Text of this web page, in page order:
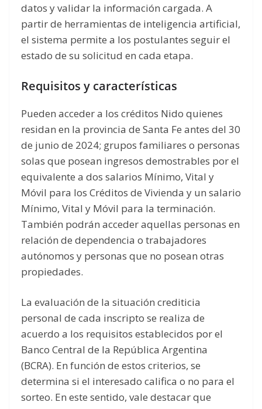
datos y validar la información cargada. A
partir de herramientas de inteligencia artificial,
el sistema permite a los postulantes seguir el
estado de su solicitud en cada etapa.
Requisitos y características
Pueden acceder a los créditos Nido quienes
residan en la provincia de Santa Fe antes del 30
de junio de 2024; grupos familiares o personas
solas que posean ingresos demostrables por el
equivalente a dos salarios Mínimo, Vital y
Móvil para los Créditos de Vivienda y un salario
Mínimo, Vital y Móvil para la terminación.
También podrán acceder aquellas personas en
relación de dependencia o trabajadores
autónomos y personas que no posean otras
propiedades.
La evaluación de la situación crediticia
personal de cada inscripto se realiza de
acuerdo a los requisitos establecidos por el
Banco Central de la República Argentina
(BCRA). En función de estos criterios, se
determina si el interesado califica o no para el
sorteo. En este sentido, vale destacar que